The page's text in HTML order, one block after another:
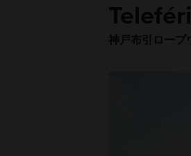
神戸布引ロープ